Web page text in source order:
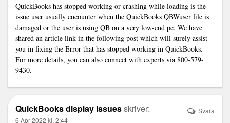
QuickBooks has stopped working or crashing while loading is the
issue user usually encounter when the QuickBooks QBWuser file is
damaged or the user is using QB on a very low-end pc. We have
shared an article link in the following post which will surely assist
you in fixing the Error that has stopped working in QuickBooks.
For more details, you can also connect with experts via 800-579-
9430.
QuickBooks display issuesskriver:
6 Apr 2022 kl. 2:44
Svara